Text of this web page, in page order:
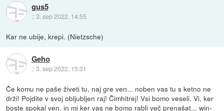
gus5
::3. sep 2022, 14:55
Kar ne ubije, krepi. (Nietzsche)
Geho
::3. sep 2022, 15:31
Če komu ne paše živeti tu, naj gre ven... noben vas tu s ketno ne
drži! Pojdite v svoj obljubljen raj! Čimhitrej! Vsi bomo veseli. Vi, ker
boste spokal ven, in mi ker vas ne bomo rabli več prenašat... win-